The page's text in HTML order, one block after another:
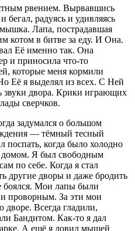
рвением. Вырвавшись
бегал, радуясь и удивляясь
Лапа, пострадавшая
котом в битве за еду. И Она.
Её именно так. Она
и приносила что-то
которые меня кормили
Её я выделял из всех. С Ней
звуки двора. Крики играющих
сверчков.
задумался о большом
— тёмный тесный
поспать, когда было холодно
домом. Я был свободным
по себе. Когда я стал
другие дворы и даже бродить
боялся. Мои лапы были
проворным. За эти мои
дворе. Всегда гладили,
Бандитом. Как-то я дал
А ещё я ловил мышей